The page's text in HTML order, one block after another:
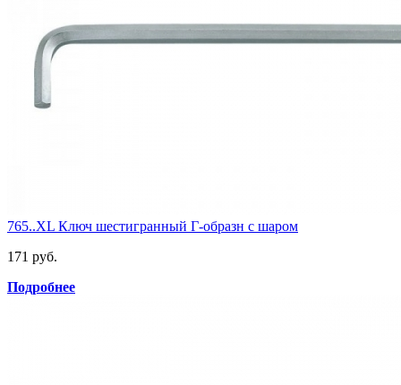
765..XL Ключ шестигранный Г-образн с шаром
171 руб.
Подробнее